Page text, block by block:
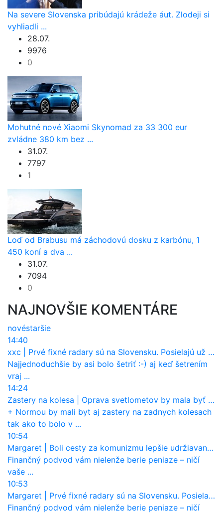
Na severe Slovenska pribúdajú krádeže áut. Zlodeji si
vyhliadli ...
28.07.
9976
0
Mohutné nové Xiaomi Skynomad za 33 300 eur
zvládne 380 km bez ...
31.07.
7797
1
Loď od Brabusu má záchodovú dosku z karbónu, 1
450 koní a dva ...
31.07.
7094
0
NAJNOVŠIE KOMENTÁRE
novéstaršie
14:40
xxc
Prvé fixné radary sú na Slovensku. Posielajú už pokuty? Ukáže ich Waze?
Najjednoduchšie by asi bolo šetriť :-) aj keď šetrením
vraj ...
14:24
Zastery na kolesa
Oprava svetlometov by mala byť normou. Jeden nový dnes stojí priemerne 1251 eur!
+ Normou by mali byt aj zastery na zadnych kolesach
tak ako to bolo v ...
10:54
Margaret
Boli cesty za komunizmu lepšie udržiavané ako dnes?
Finančný podvod vám nielenže berie peniaze – ničí
vaše ...
10:53
Margaret
Prvé fixné radary sú na Slovensku. Posielajú už pokuty? Ukáže ich Waze?
Finančný podvod vám nielenže berie peniaze – ničí